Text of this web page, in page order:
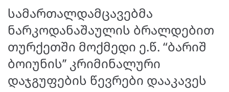
სამართალდამცავებმა
ნარკოდანაშაულის ბრალდებით
თურქეთში მოქმედი ე.წ. “ბარიშ
ბოიუნის’’ კრიმინალური
დაჯგუფების წევრები დააკავეს